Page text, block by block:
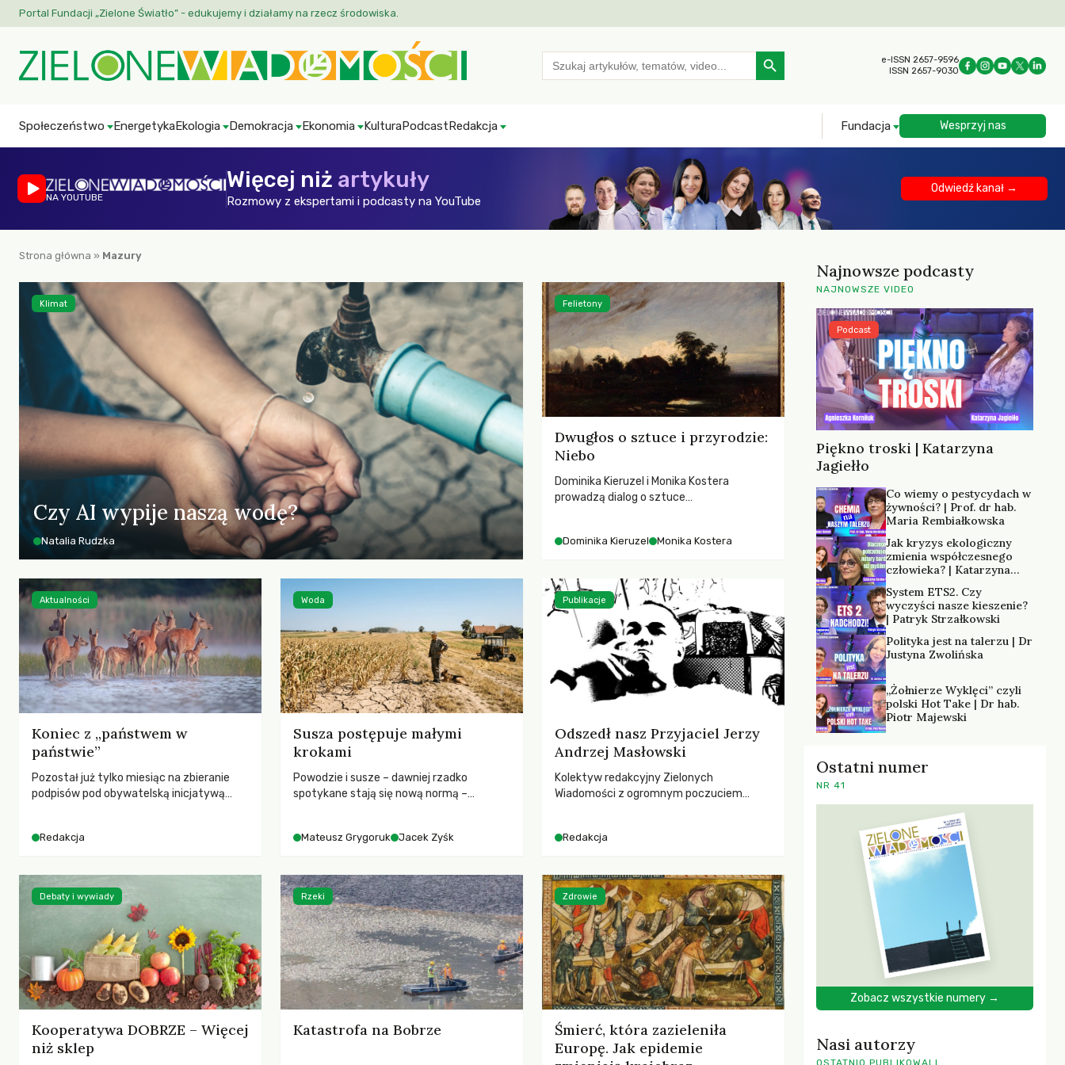
Portal Fundacji „Zielone Światło” - edukujemy i działamy na rzecz środowiska.
Search
for:
Search Button
e-ISSN 2657-9596
ISSN 2657-9030
Społeczeństwo EnergetykaEkologia Demokracja Ekonomia KulturaPodcastRedakcja Fundacja Wesprzyj nas
NA YOUTUBE
Więcej niż artykuły
Rozmowy z ekspertami i podcasty na YouTube
Odwiedź kanał →
Strona główna » Mazury
Czy AI wypije naszą wodę?
Natalia Rudzka
Klimat
Dwugłos o sztuce i przyrodzie:
Niebo
Dominika Kieruzel i Monika Kostera
prowadzą dialog o sztuce
wrażliwość, odczuwanie przestrzeni oraz
Dominika Kieruzel Monika Kostera
Felietony
Koniec z „państwem w
państwie”
Pozostał już tylko miesiąc na zbieranie
podpisów pod obywatelską inicjatywą
pełną mobilizację, ponieważ projekt
rozwiązania dla przyrody i zwierząt,
radykalnie zmieniając dotychczasowy
paradygmat funkcjonowania łowiectwa w
Polsce.
Redakcja
Aktualności
Susza postępuje małymi
krokami
Powodzie i susze – dawniej rzadko
spotykane stają się nową normą –
SGGW.
Mateusz Grygoruk Jacek Zyśk
Woda
Odszedł nasz Przyjaciel Jerzy
Andrzej Masłowski
Kolektyw redakcyjny Zielonych
Wiadomości z ogromnym poczuciem
kochanego Opiekuna, Mecenasa i Mentora.
Redakcja
Publikacje
Kooperatywa DOBRZE – Więcej
niż sklep
Debaty i wywiady
Katastrofa na Bobrze
Rzeki
Śmierć, która zazieleniła
Europę. Jak epidemie
Zdrowie
Najnowsze podcasty
NAJNOWSZE VIDEO
Piękno troski | Katarzyna
Jagiełło
Podcast
Co wiemy o pestycydach w
żywności? | Prof. dr hab.
Maria Rembiałkowska
Jak kryzys ekologiczny
zmienia współczesnego
człowieka? | Katarzyna
System ETS2. Czy
wyczyści nasze kieszenie?
| Patryk Strzałkowski
Polityka jest na talerzu | Dr
Justyna Zwolińska
„Żołnierze Wyklęci” czyli
polski Hot Take | Dr hab.
Piotr Majewski
Ostatni numer
NR 41
Zobacz wszystkie numery →
Nasi autorzy
OSTATNIO PUBLIKOWALI